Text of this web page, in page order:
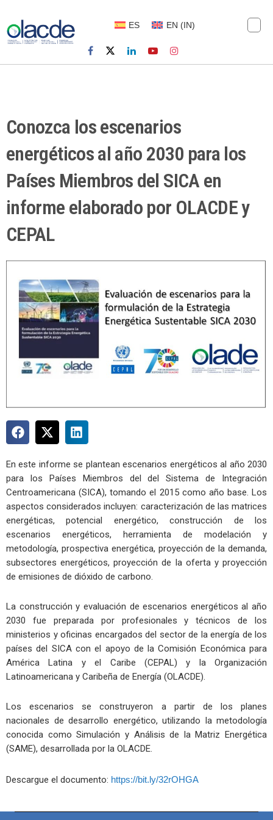
ES EN (IN)
Conozca los escenarios
energéticos al año 2030 para los
Países Miembros del SICA en
informe elaborado por OLACDE y
CEPAL
En este informe se plantean escenarios energéticos al año 2030
para los Países Miembros del del Sistema de Integración
Centroamericana (SICA), tomando el 2015 como año base. Los
aspectos considerados incluyen: caracterización de las matrices
energéticas, potencial energético, construcción de los
escenarios energéticos, herramienta de modelación y
metodología, prospectiva energética, proyección de la demanda,
subsectores energéticos, proyección de la oferta y proyección
de emisiones de dióxido de carbono.
La construcción y evaluación de escenarios energéticos al año
2030 fue preparada por profesionales y técnicos de los
ministerios y oficinas encargados del sector de la energía de los
países del SICA con el apoyo de la Comisión Económica para
América Latina y el Caribe (CEPAL) y la Organización
Latinoamericana y Caribeña de Energía (OLACDE).
Los escenarios se construyeron a partir de los planes
nacionales de desarrollo energético, utilizando la metodología
conocida como Simulación y Análisis de la Matriz Energética
(SAME), desarrollada por la OLACDE.
Descargue el documento: https://bit.ly/32rOHGA